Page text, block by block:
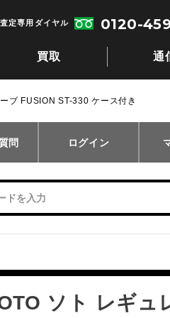
買取 通
定専用ダイヤル 0120-
ブ FUSION ST-330 ケース付き
問 ログイン
ソト レギ